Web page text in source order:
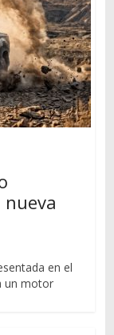
en el
un motor